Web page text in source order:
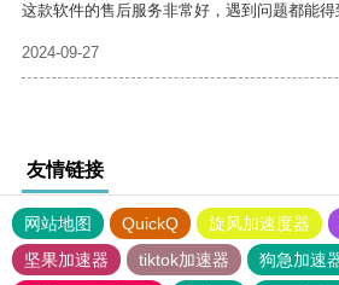
这款软件的售后服务非常好，遇到问题都能得
2024-09-27
友情链接
网站地图 QuickQ 旋风加速度器
坚果加速器
tiktok加速器
狗急加速